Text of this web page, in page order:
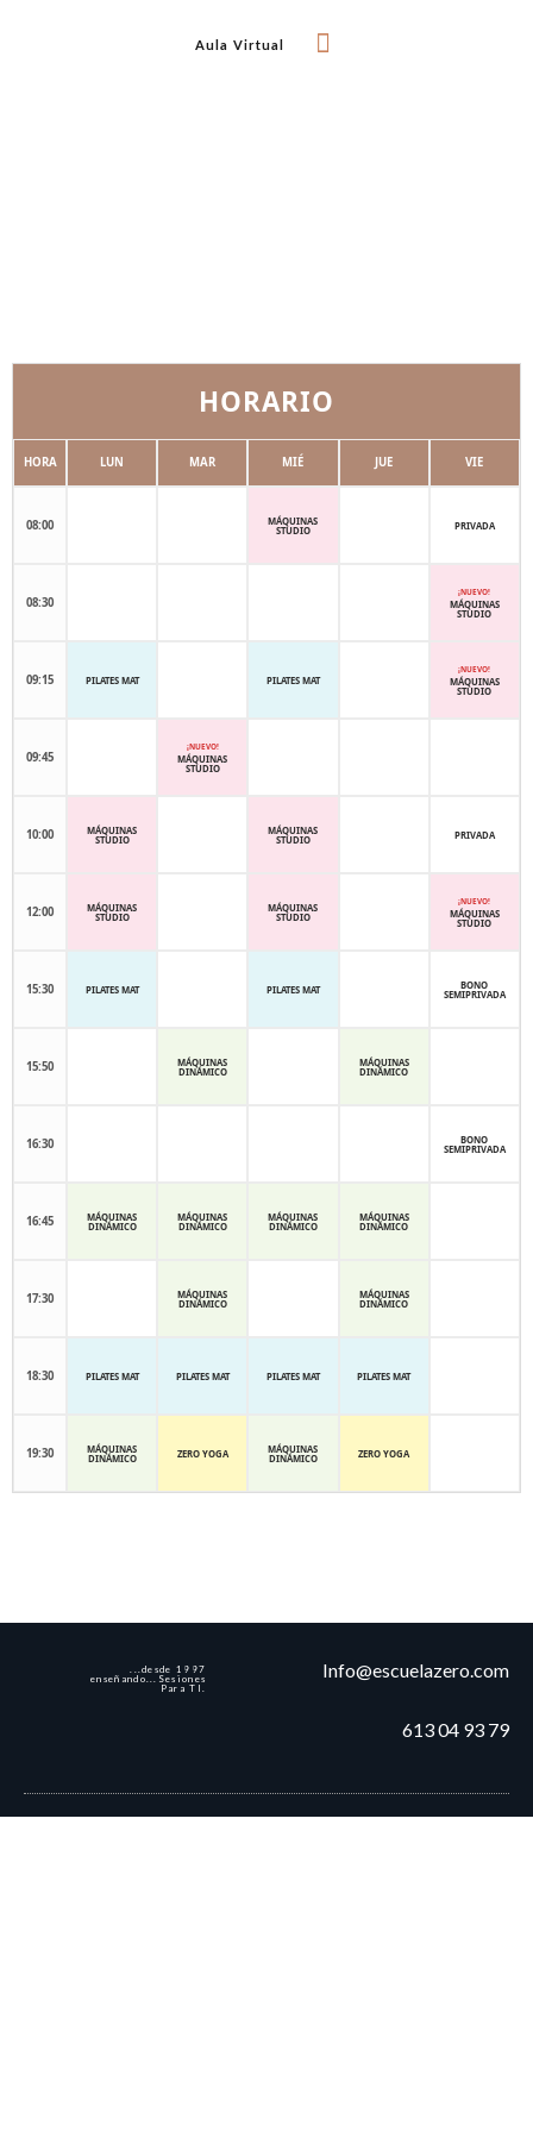
Aula Virtual
HORARIO
HORA LUN MAR MIÉ JUE VIE
08:00
MÁQUINAS
STUDIO
PRIVADA
08:30
¡NUEVO!
MÁQUINAS
STUDIO
09:15 PILATES MAT PILATES MAT
¡NUEVO!
MÁQUINAS
STUDIO
09:45
¡NUEVO!
MÁQUINAS
STUDIO
10:00
MÁQUINAS
STUDIO
MÁQUINAS
STUDIO
PRIVADA
12:00
MÁQUINAS
STUDIO
MÁQUINAS
STUDIO
¡NUEVO!
MÁQUINAS
STUDIO
15:30 PILATES MAT PILATES MAT
BONO
SEMIPRIVADA
15:50
MÁQUINAS
DINÁMICO
MÁQUINAS
DINÁMICO
16:30
BONO
SEMIPRIVADA
16:45
MÁQUINAS
DINÁMICO
MÁQUINAS
DINÁMICO
MÁQUINAS
DINÁMICO
MÁQUINAS
DINÁMICO
17:30
MÁQUINAS
DINÁMICO
MÁQUINAS
DINÁMICO
18:30 PILATES MAT PILATES MAT PILATES MAT PILATES MAT
19:30
MÁQUINAS
DINÁMICO
ZERO YOGA
MÁQUINAS
DINÁMICO
ZERO YOGA
...desde 1997
enseñando...Sesiones
Para TI.
Info@escuelazero.com
613 04 93 79